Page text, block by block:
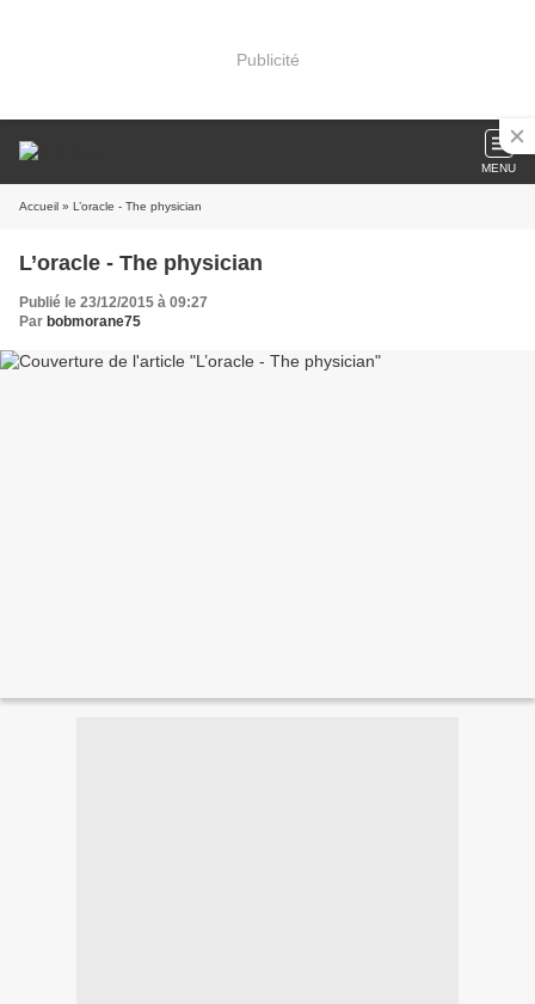
Publicité
MENU
Accueil » L’oracle - The physician
L’oracle - The physician
Publié le 23/12/2015 à 09:27
Par bobmorane75